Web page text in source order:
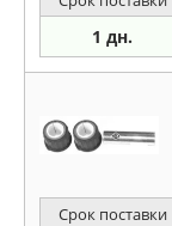
1 дн.
Срок поставки